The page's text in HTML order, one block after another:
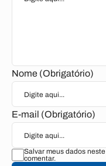
Nome (Obrigatório)
E-mail (Obrigatório)
Salvar meus dados
comentar.